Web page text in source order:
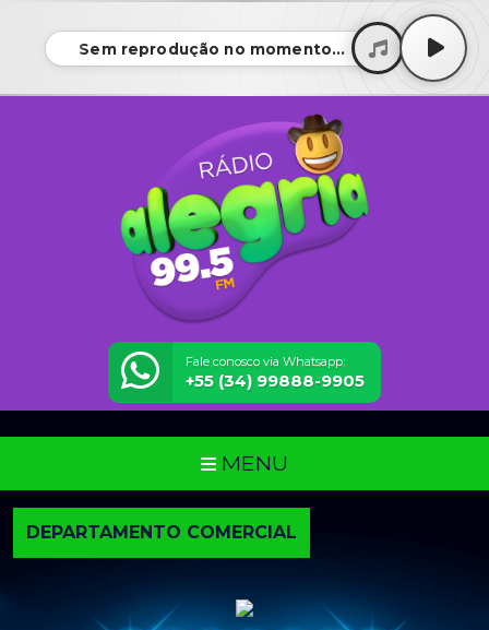
Sem reprodução no momento...
Fale conosco via Whatsapp:
+55 (34) 99888-9905
MENU
DEPARTAMENTO COMERCIAL